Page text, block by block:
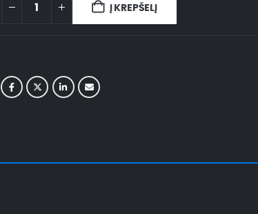
Į KREPŠELĮ